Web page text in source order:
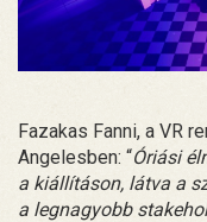
Fazakas Fanni, a VR
Angelesben: “Óriási
a kiállításon, látva a
a legnagyobb